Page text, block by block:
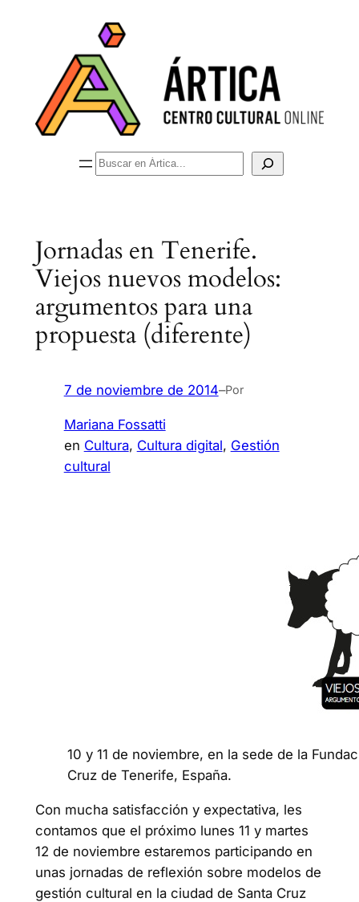
Buscar
Jornadas en Tenerife.
Viejos nuevos modelos:
argumentos para una
propuesta (diferente)
7 de noviembre de 2014–Por
Mariana Fossatti
en Cultura, Cultura digital, Gestión
cultural
10 y 11 de noviembre, en la sede de la
Cruz de Tenerife, España.
Con mucha satisfacción y expectativa, les
contamos que el próximo lunes 11 y martes
12 de noviembre estaremos participando en
unas jornadas de reflexión sobre modelos de
gestión cultural en la ciudad de Santa Cruz